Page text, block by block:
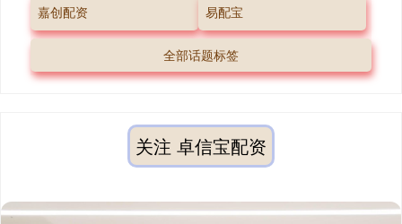
嘉创配资 易配宝
全部话题标签
关注 卓信宝配资